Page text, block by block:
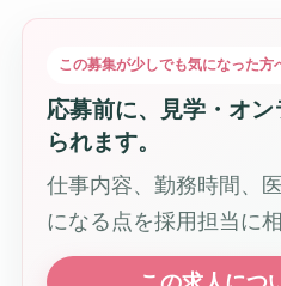
この募集が少しでも気になった方
応募前に、見学・オ
られます。
仕事内容、勤務時間、
になる点を採用担当に